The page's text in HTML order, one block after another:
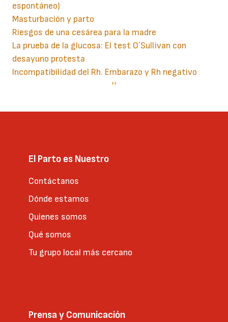
espontáneo)
Masturbación y parto
Riesgos de una cesárea para la madre
La prueba de la glucosa: El test O´Sullivan con
desayuno protesta
Incompatibilidad del Rh. Embarazo y Rh negativo
Siguiente
››
El Parto es Nuestro
Contáctanos
Dónde estamos
Quienes somos
Qué somos
Tu grupo local más cercano
Prensa y Comunicación